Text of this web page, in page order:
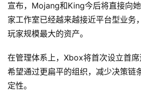
宣布，Mojang和King今后将直接向
家工作室已经越来越接近平台型业务
玩家规模最大的资产。
在管理体系上，Xbox将首次设立首
希望通过更扁平的组织，减少决策链
定性。